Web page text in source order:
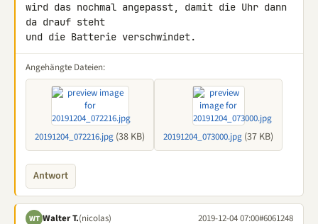
wird das nochmal angepasst, damit die Uhr dann
da drauf steht
und die Batterie verschwindet.
Angehängte Dateien:
20191204_072216.jpg (38 KB) 20191204_073000.jpg (37 KB)
Antwort
WT Walter T.(nicolas) 2019-12-04 07:00#6061248